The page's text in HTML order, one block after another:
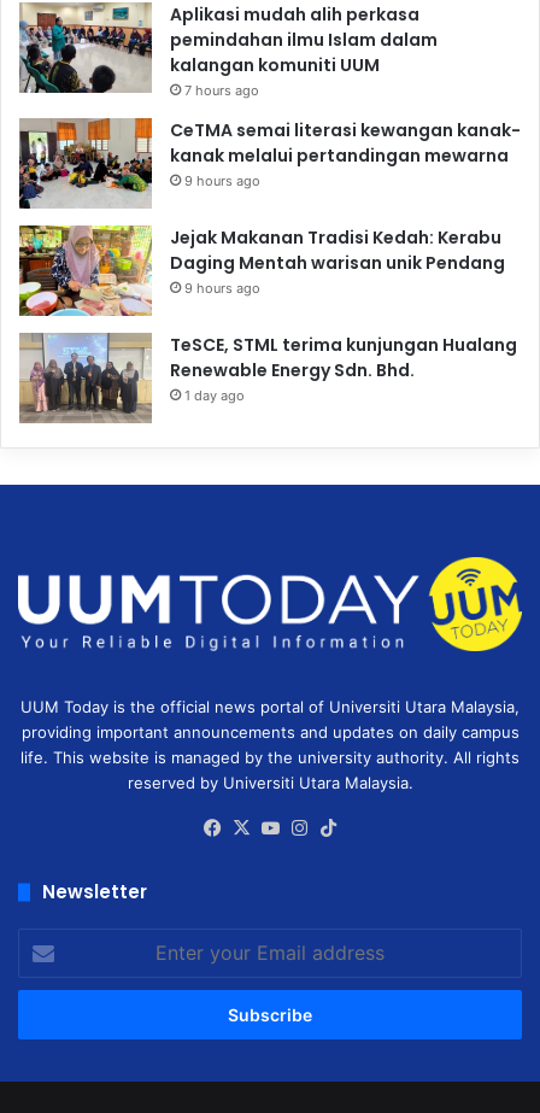
Aplikasi mudah alih perkasa
pemindahan ilmu Islam dalam
kalangan komuniti UUM
7 hours ago
CeTMA semai literasi kewangan kanak-
kanak melalui pertandingan mewarna
9 hours ago
Jejak Makanan Tradisi Kedah: Kerabu
Daging Mentah warisan unik Pendang
9 hours ago
TeSCE, STML terima kunjungan Hualang
Renewable Energy Sdn. Bhd.
1 day ago
UUM Today is the official news portal of Universiti Utara Malaysia,
providing important announcements and updates on daily campus
life. This website is managed by the university authority. All rights
reserved by Universiti Utara Malaysia.
Facebook
X YouTubeInstagram
Newsletter
your
Email